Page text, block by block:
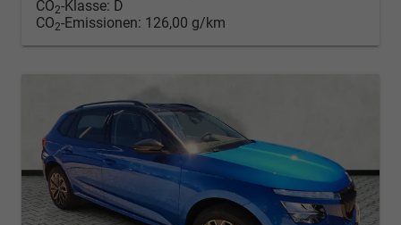
CO2-Klasse: D
CO2-Emissionen: 126,00 g/km